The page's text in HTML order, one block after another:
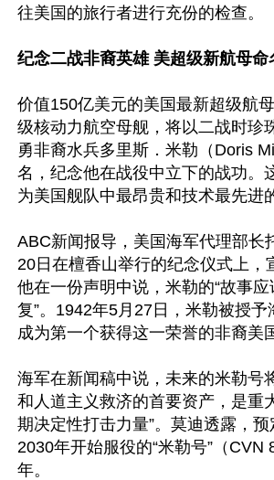
往美国的旅行者进行充份的检查。
纪念二战非裔英雄 美超级新航母命
价值150亿美元的美国最新超级
级核动力航空母舰，将以二战时珍
勇非裔水兵多里斯．米勒（Doris
名，纪念他在战役中立下的战功。
为美国舰队中最昂贵和技术最先进
ABC新闻报导，美国海军代理部长
20日在檀香山举行的纪念仪式上，
他在一份声明中说，米勒的“故事
复”。1942年5月27日，米勒被授予
成为第一个获得这一荣誉的非裔美
海军在新闻稿中说，未来的米勒号
和人道主义救济的首要资产，是重
期决定性打击力量”。莫迪透露，预
2030年开始服役的“米勒号”（CVN
年。